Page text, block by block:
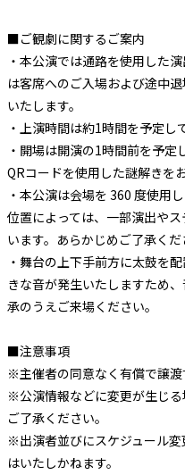
■ご観劇に関するご案内
・本公演では通路を使用した
は客席へのご入場および途中
いたします。
・上演時間は約1時間を予定し
・開場は開演の1時間前を予定
QRコードを使用した謎解きを
・本公演は会場を 360 度使用
位置によっては、一部演出や
います。あらかじめご了承くだ
・舞台の上下手前方に太鼓を
きな音が発生いたしますため
承のうえご来場ください。
■注意事項
※主催者の同意なく有償で譲渡
※公演情報などに変更が生じ
ご了承ください。
※出演者並びにスケジュール
はいたしかねます。